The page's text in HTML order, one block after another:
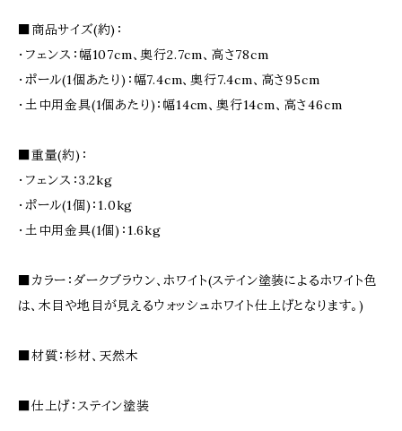
■商品サイズ(約)：
・フェンス：幅107cm、奥行2.7cm、高さ78cm
・ポール(1個あたり)：幅7.4cm、奥行7.4cm、高さ95cm
・土中用金具(1個あたり)：幅14cm、奥行14cm、高さ46cm
■重量(約)：
・フェンス：3.2kg
・ポール(1個)：1.0kg
・土中用金具(1個)：1.6kg
■カラー：ダークブラウン、ホワイト(ステイン塗装によるホワイト色
は、木目や地目が見えるウォッシュホワイト仕上げとなります。)
■材質：杉材、天然木
■仕上げ：ステイン塗装